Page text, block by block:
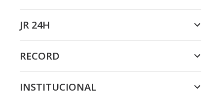
JR 24H
RECORD
INSTITUCIONAL